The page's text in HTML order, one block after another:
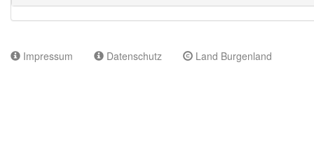
Impressum Datenschutz Land Burgenland